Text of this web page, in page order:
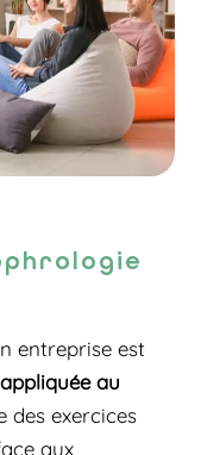
entreprise est
appliquée au
des exercices
aux